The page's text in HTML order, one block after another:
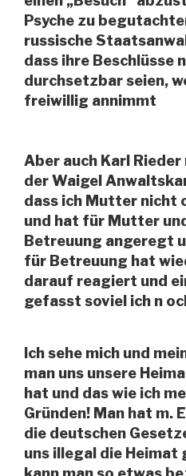
Psyche zu
russische
dass ihre Beschlüsse
durchsetzbar seien,
freiwillig annimmt
Aber auch Karl Rieder
der Waigel
dass ich Mutter nicht
und hat für Mutter
Betreuung angeregt
für Betreuung hat
darauf reagiert und
gefasst soviel ich n
Ich sehe mich und
man uns unsere
hat und das wie ich
Gründen! Man hat m.
die deutschen
uns illegal die Heimat